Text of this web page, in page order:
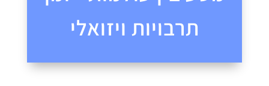
תרבויות ויזואלי